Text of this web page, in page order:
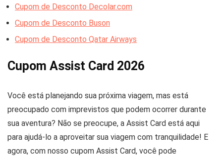
Cupom de Desconto Decolar.com
Cupom de Desconto Buson
Cupom de Desconto Qatar Airways
Cupom Assist Card 2026
Você está planejando sua próxima viagem, mas está
preocupado com imprevistos que podem ocorrer durante
sua aventura? Não se preocupe, a Assist Card está aqui
para ajudá-lo a aproveitar sua viagem com tranquilidade! E
agora, com nosso cupom Assist Card, você pode